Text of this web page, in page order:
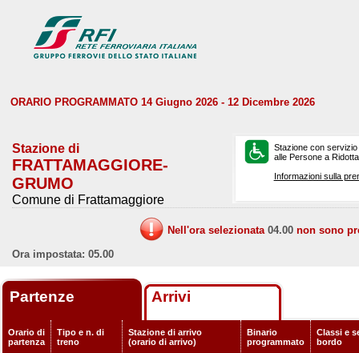
ORARIO PROGRAMMATO 14 Giugno 2026 - 12 Dicembre 2026
Stazione di
FRATTAMAGGIORE-
GRUMO
Comune di Frattamaggiore
Stazione con
alle Persone a
Informazioni sulla
Nell'ora selezionata 04.00 non sono
Ora impostata: 05.00
Partenze Arrivi
Orario di
partenza
Tipo e n. di
treno
Stazione di arrivo
(orario di arrivo)
Binario
programmato
Classi e
bordo